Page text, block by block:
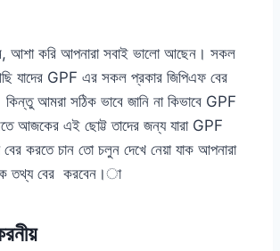
আশা করি আপনারা সবাই ভালো আছেন। সকল
যাদের GPF এর সকল প্রকার জিপিএফ বের
আমরা সঠিক ভাবে জানি না কিভাবে GPF
আজকের এই ছোট্ট তাদের জন্য যারা GPF
করতে চান তো চলুন দেখে নেয়া যাক আপনারা
তথ্য বের করবেন।া